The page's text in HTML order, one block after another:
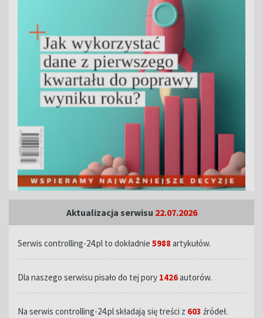
Aktualizacja serwisu 22.07.2026
Serwis controlling-24.pl to dokładnie 5988 artykułów.
Dla naszego serwisu pisało do tej pory 1426autorów.
Na serwis controlling-24.pl składają się treści z 603 źródeł.